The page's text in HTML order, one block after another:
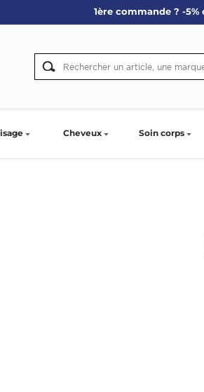
1ère commande ? -5%
Cheveux Soin corps